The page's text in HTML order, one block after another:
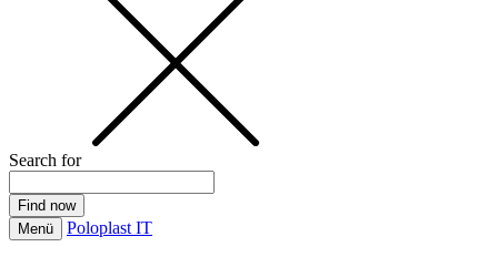
Search for
Menü Poloplast IT